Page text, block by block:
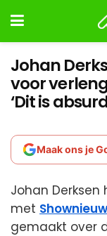
Johan
voor
‘Dit is
Maak ons je
Johan
met
gemaakt over